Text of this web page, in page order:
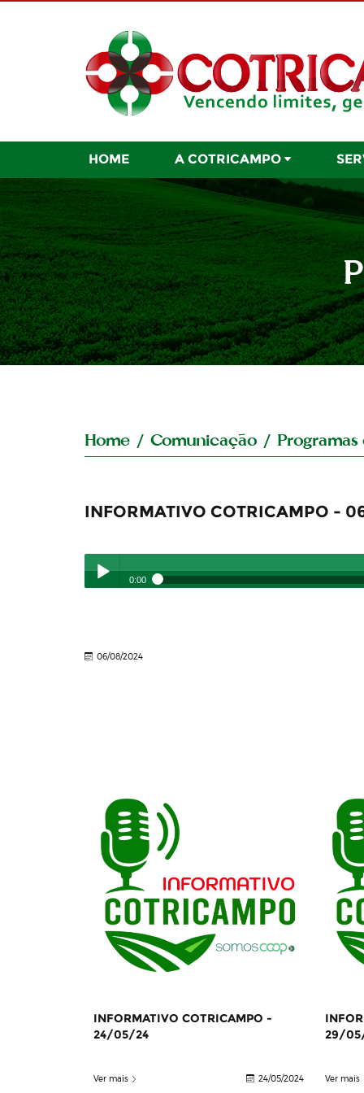
HOME A COTRICAMPO
Home / Comunicação /
INFORMATIVO COTRICAMPO -
0:00
06/08/2024
INFORMATIVO COTRICAMPO -
24/05/24
Ver mais 24/05/2024
29/
Ver mais